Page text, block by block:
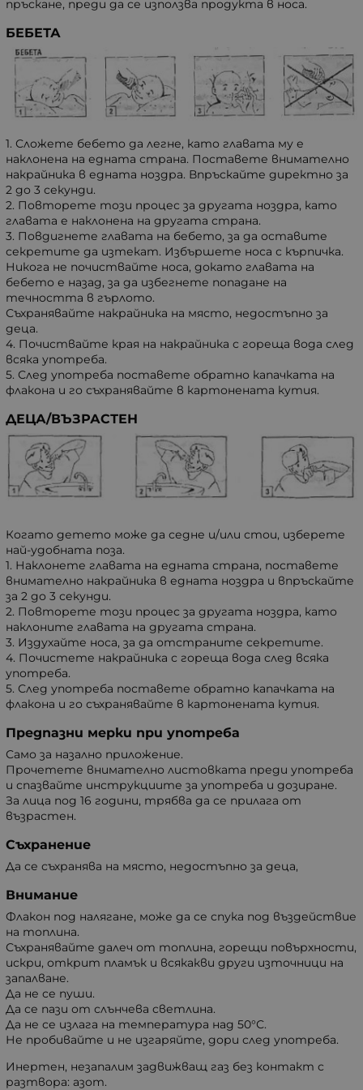
пръскане, преди да се използва продукта в носа.
БЕБЕТА
1. Сложете бебето да легне, като главата му е
наклонена на едната страна. Поставете внимателно
накрайника в едната ноздра. Впръскайте директно за
2 до 3 секунди.
2. Повторете този процес за другата ноздра, като
главата е наклонена на другата страна.
3. Повдигнете главата на бебето, за да оставите
секретите да изтекат. Избършете носа с кърпичка.
Никога не почиствайте носа, докато главата на
бебето е назад, за да избегнете попадане на
течността в гърлото.
Съхранявайте накрайника на място, недостъпно за
деца.
4. Почиствайте края на накрайника с гореща вода след
всяка употреба.
5. След употреба поставете обратно капачката на
флакона и го съхранявайте в картонената кутия.
ДЕЦА/ВЪЗРАСТЕН
Когато детето може да седне и/или стои, изберете
най-удобната поза.
1. Наклонете главата на едната страна, поставете
внимателно накрайника в едната ноздра и впръскайте
за 2 до 3 секунди.
2. Повторете този процес за другата ноздра, като
наклоните главата на другата страна.
3. Издухайте носа, за да отстраните секретите.
4. Почистете накрайника с гореща вода след всяка
употреба.
5. След употреба поставете обратно капачката на
флакона и го съхранявайте в картонената кутия.
Предпазни мерки при употреба
Само за назално приложение.
Прочетете внимателно листовката преди употреба
и спазвайте инструкциите за употреба и дозиране.
За лица под 16 години, трябва да се прилага от
възрастен.
Съхранение
Да се съхранява на място, недостъпно за деца,
Внимание
Флакон под налягане, може да се спука под въздействие
на топлина.
Съхранявайте далеч от топлина, горещи повърхности,
искри, открит пламък и всякакви други източници на
запалване.
Да не се пуши.
Да се пази от слънчева светлина.
Да не се излага на температура над 50°С.
Не пробивайте и не изгаряйте, дори след употреба.
Инертен, незапалим задвижващ газ без контакт с
разтвора: азот.